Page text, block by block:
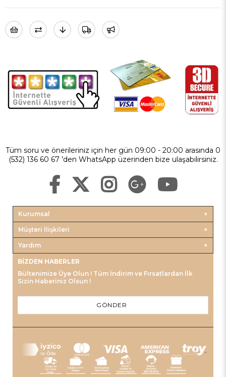
Tüm soru ve önerileriniz için her gün 09:00 - 20:00 arasında 0
(532) 136 60 67 ’den WhatsApp üzerinden bize ulaşabilirsiniz.
Kurumsal
Müşteri İlişkileri
Yardım
BIZDEN HABERLER
Bültenimize Üye Olun ! Tüm İndirim ve Fırsatlardan İlk
Sizin Haberiniz Olsun !
GÖNDER